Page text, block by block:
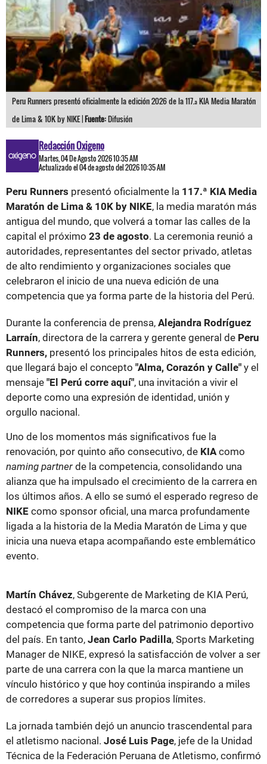
Peru Runners presentó oficialmente la edición 2026 de la 117.ª KIA Media Maratón
de Lima & 10K by NIKE |Fuente:Difusión
Redacción Oxigeno
Martes, 04 De Agosto 2026 10:35 AM
Actualizado el 04 de agosto del 2026 10:35 AM
Peru Runners presentó oficialmente la 117.ª KIA Media
Maratón de Lima & 10K by NIKE, la media maratón más
antigua del mundo, que volverá a tomar las calles de la
capital el próximo 23 de agosto. La ceremonia reunió a
autoridades, representantes del sector privado, atletas
de alto rendimiento y organizaciones sociales que
celebraron el inicio de una nueva edición de una
competencia que ya forma parte de la historia del Perú.
Durante la conferencia de prensa, Alejandra Rodríguez
Larraín, directora de la carrera y gerente general de Peru
Runners, presentó los principales hitos de esta edición,
que llegará bajo el concepto "Alma, Corazón y Calle" y el
mensaje "El Perú corre aquí", una invitación a vivir el
deporte como una expresión de identidad, unión y
orgullo nacional.
Uno de los momentos más significativos fue la
renovación, por quinto año consecutivo, de KIA como
naming partner de la competencia, consolidando una
alianza que ha impulsado el crecimiento de la carrera en
los últimos años. A ello se sumó el esperado regreso de
NIKE como sponsor oficial, una marca profundamente
ligada a la historia de la Media Maratón de Lima y que
inicia una nueva etapa acompañando este emblemático
evento.
Martín Chávez, Subgerente de Marketing de KIA Perú,
destacó el compromiso de la marca con una
competencia que forma parte del patrimonio deportivo
del país. En tanto, Jean Carlo Padilla, Sports Marketing
Manager de NIKE, expresó la satisfacción de volver a ser
parte de una carrera con la que la marca mantiene un
vínculo histórico y que hoy continúa inspirando a miles
de corredores a superar sus propios límites.
La jornada también dejó un anuncio trascendental para
el atletismo nacional. José Luis Page, jefe de la Unidad
Técnica de la Federación Peruana de Atletismo, confirmó